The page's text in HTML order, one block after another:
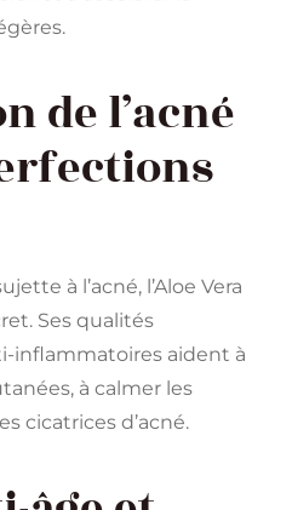
de l’acné
à l’acné, l’Aloe Vera
Ses qualités
inflammatoires aident à
à calmer les
cicatrices d’acné.